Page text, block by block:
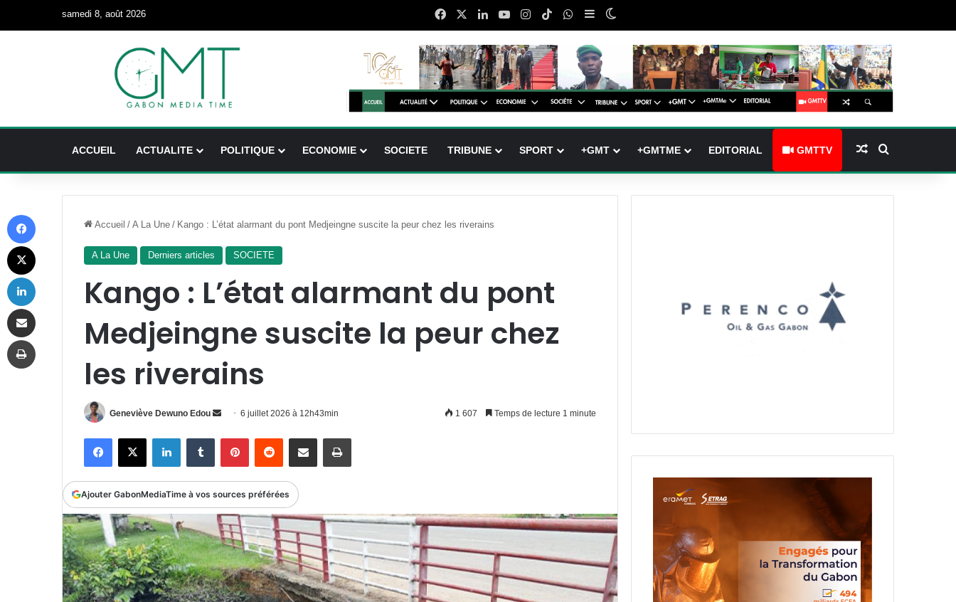
samedi 8, août 2026 FacebookLinkedinYouTubeInstagram
TikTokWhatsApp
Sidebar (barre latérale)
Switch skin
ACCUEIL ACTUALITE POLITIQUE ECONOMIE SOCIETE TRIBUNE SPORT +GMT +GMTME EDITORIAL GMTTV Article Aléatoire
Accueil / A La Une / Kango : L’état alarmant du pont Medjeingne suscite la peur chez les riverains
A La Une Derniers articles SOCIETE
Kango : L’état alarmant du pont
Medjeingne suscite la peur chez
les riverains
Geneviève Dewuno Edou
Envoyer
courriel
6 juillet 2026 à 12h43min 1 607 Temps de lecture 1 minute
FacebookX LinkedinTumblr PinterestReddit Partager par email Imprimer
Ajouter GabonMediaTime à vos sources préférées